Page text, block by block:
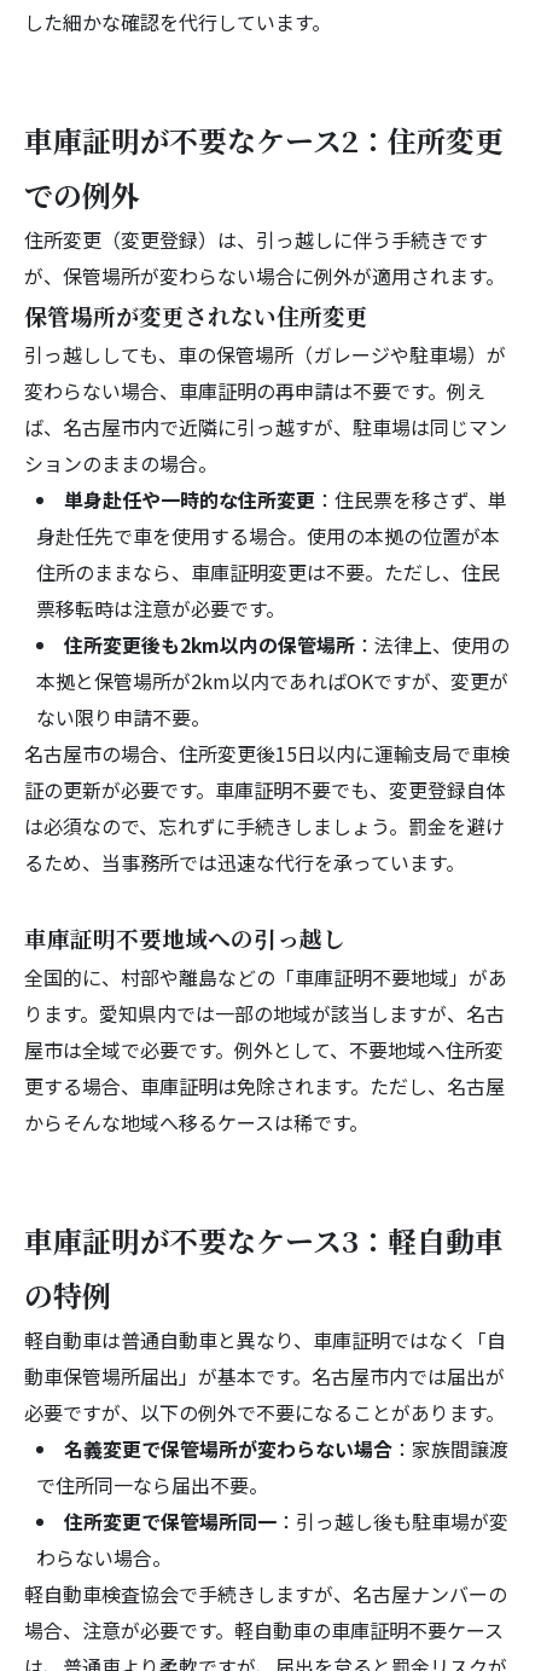
した細かな確認を代行しています。
車庫証明が不要なケース2：住所変更
での例外
住所変更（変更登録）は、引っ越しに伴う手続きです
が、保管場所が変わらない場合に例外が適用されます。
保管場所が変更されない住所変更
引っ越ししても、車の保管場所（ガレージや駐車場）が
変わらない場合、車庫証明の再申請は不要です。例え
ば、名古屋市内で近隣に引っ越すが、駐車場は同じマン
ションのままの場合。
単身赴任や一時的な住所変更：住民票を移さず、単
身赴任先で車を使用する場合。使用の本拠の位置が本
住所のままなら、車庫証明変更は不要。ただし、住民
票移転時は注意が必要です。
住所変更後も2km以内の保管場所：法律上、使用の
本拠と保管場所が2km以内であればOKですが、変更が
ない限り申請不要。
名古屋市の場合、住所変更後15日以内に運輸支局で車検
証の更新が必要です。車庫証明不要でも、変更登録自体
は必須なので、忘れずに手続きしましょう。罰金を避け
るため、当事務所では迅速な代行を承っています。
車庫証明不要地域への引っ越し
全国的に、村部や離島などの「車庫証明不要地域」があ
ります。愛知県内では一部の地域が該当しますが、名古
屋市は全域で必要です。例外として、不要地域へ住所変
更する場合、車庫証明は免除されます。ただし、名古屋
からそんな地域へ移るケースは稀です。
車庫証明が不要なケース3：軽自動車
の特例
軽自動車は普通自動車と異なり、車庫証明ではなく「自
動車保管場所届出」が基本です。名古屋市内では届出が
必要ですが、以下の例外で不要になることがあります。
名義変更で保管場所が変わらない場合：家族間譲渡
で住所同一なら届出不要。
住所変更で保管場所同一：引っ越し後も駐車場が変
わらない場合。
軽自動車検査協会で手続きしますが、名古屋ナンバーの
場合、注意が必要です。軽自動車の車庫証明不要ケース